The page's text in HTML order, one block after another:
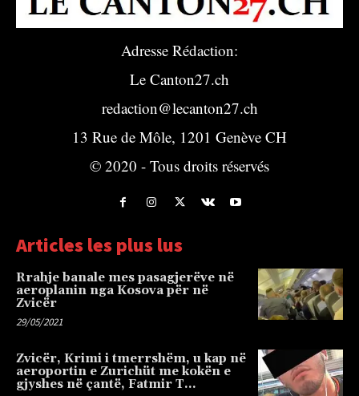
Adresse Rédaction:
Le Canton27.ch
redaction@lecanton27.ch
13 Rue de Môle, 1201 Genève CH
© 2020 - Tous droits réservés
Articles les plus lus
Rrahje banale mes pasagjerëve në
aeroplanin nga Kosova për në
Zvicër
29/05/2021
Zvicër, Krimi i tmerrshëm, u kap në
aeroportin e Zurichüt me kokën e
gjyshes në çantë, Fatmir T…